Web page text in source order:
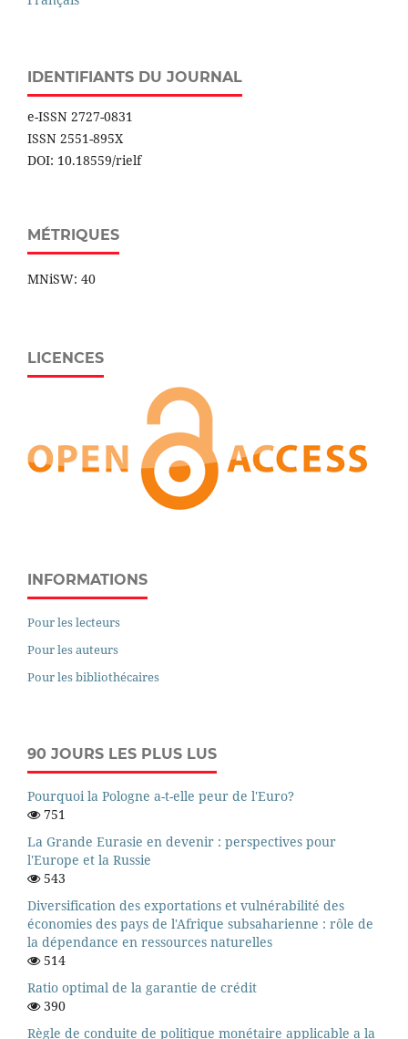
IDENTIFIANTS DU JOURNAL
e-ISSN 2727-0831
ISSN 2551-895X
DOI: 10.18559/rielf
MÉTRIQUES
MNiSW: 40
LICENCES
INFORMATIONS
Pour les lecteurs
Pour les auteurs
Pour les bibliothécaires
90 JOURS LES PLUS LUS
Pourquoi la Pologne a-t-elle peur de l'Euro?
751
La Grande Eurasie en devenir : perspectives pour
l'Europe et la Russie
543
Diversification des exportations et vulnérabilité des
économies des pays de l'Afrique subsaharienne : rôle de
la dépendance en ressources naturelles
514
Ratio optimal de la garantie de crédit
390
Règle de conduite de politique monétaire applicable a la